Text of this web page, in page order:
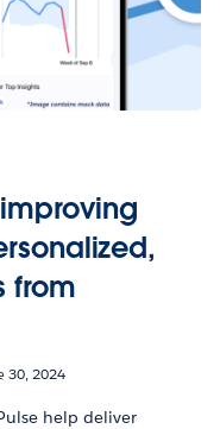
from
30, 2024
help deliver